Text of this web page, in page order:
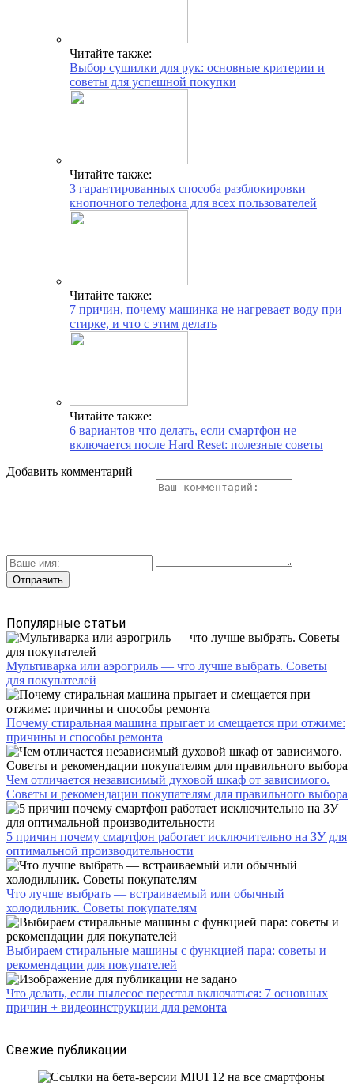
Читайте также:
Выбор сушилки для рук: основные критерии и
советы для успешной покупки
Читайте также:
3 гарантированных способа разблокировки
кнопочного телефона для всех пользователей
Читайте также:
7 причин, почему машинка не нагревает воду при
стирке, и что с этим делать
Читайте также:
6 вариантов что делать, если смартфон не
включается после Hard Reset: полезные советы
Добавить комментарий
Популярные статьи
Мультиварка или аэрогриль — что лучше выбрать. Советы
для покупателей
Почему стиральная машина прыгает и смещается при отжиме:
причины и способы ремонта
Чем отличается независимый духовой шкаф от зависимого.
Советы и рекомендации покупателям для правильного выбора
5 причин почему смартфон работает исключительно на ЗУ для
оптимальной производительности
Что лучше выбрать — встраиваемый или обычный
холодильник. Советы покупателям
Выбираем стиральные машины с функцией пара: советы и
рекомендации для покупателей
Что делать, если пылесос перестал включаться: 7 основных
причин + видеоинструкции для ремонта
Свежие публикации